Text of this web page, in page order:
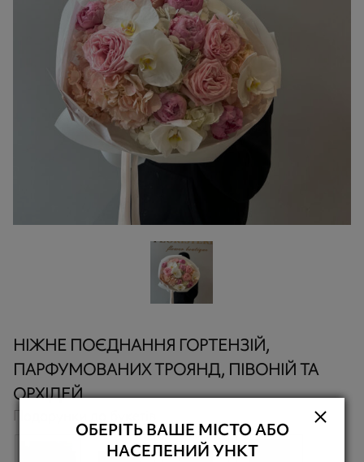
НІЖНЕ ПОЄДНАННЯ ГОРТЕНЗІЙ,
ПАРФУМОВАНИХ ТРОЯНД, ПІВОНІЙ ТА
ОРХІДЕЙ
Подарунки до букетів
ОБЕРІТЬ ВАШЕ МІСТО АБО
НАСЕЛЕНИЙ УНКТ